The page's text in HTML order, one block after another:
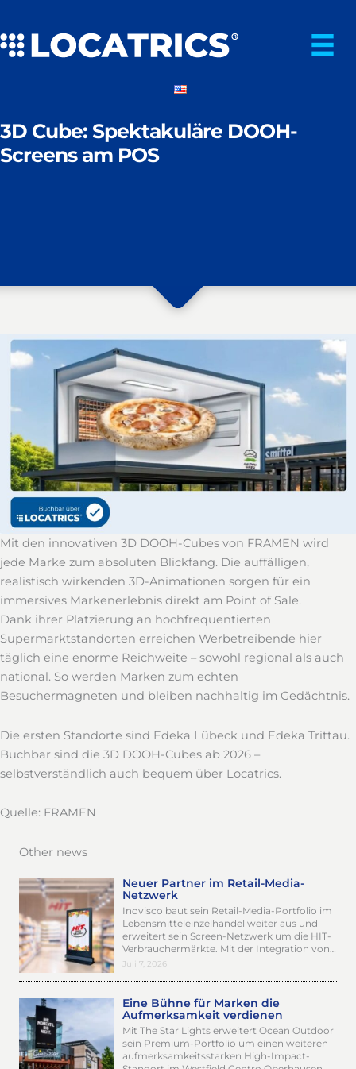
springen
3D Cube: Spektakuläre DOOH-
Screens am POS
Mit den innovativen 3D DOOH-Cubes von FRAMEN wird
jede Marke zum absoluten Blickfang. Die auffälligen,
realistisch wirkenden 3D-Animationen sorgen für ein
immersives Markenerlebnis direkt am Point of Sale.
Dank ihrer Platzierung an hochfrequentierten
Supermarktstandorten erreichen Werbetreibende hier
täglich eine enorme Reichweite – sowohl regional als auch
national. So werden Marken zum echten
Besuchermagneten und bleiben nachhaltig im Gedächtnis.
Die ersten Standorte sind Edeka Lübeck und Edeka Trittau.
Buchbar sind die 3D DOOH-Cubes ab 2026 –
selbstverständlich auch bequem über Locatrics.
Quelle: FRAMEN
Other news
Neuer Partner im Retail-Media-
Netzwerk
Inovisco baut sein Retail-Media-Portfolio im
Lebensmitteleinzelhandel weiter aus und
erweitert sein Screen-Netzwerk um die HIT-
Verbrauchermärkte. Mit der Integration von…
Juli 7, 2026
Eine Bühne für Marken die
Aufmerksamkeit verdienen
Mit The Star Lights erweitert Ocean Outdoor
sein Premium-Portfolio um einen weiteren
aufmerksamkeitsstarken High-Impact-